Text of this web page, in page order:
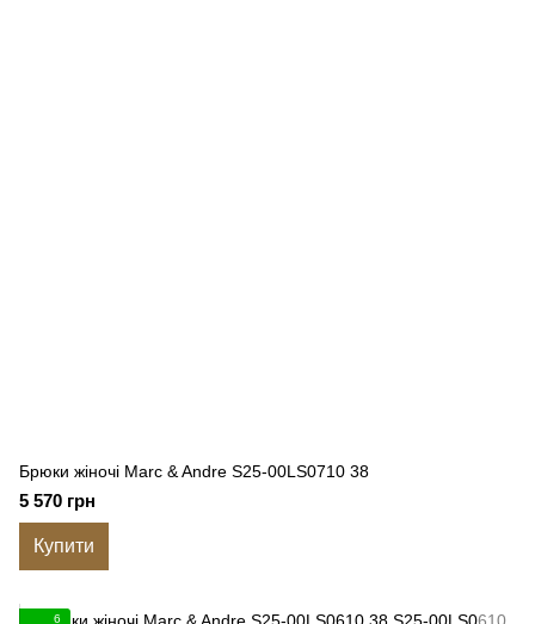
Брюки жіночі Marc & Andre S25-00LS0710 38
5 570 грн
Купити
6